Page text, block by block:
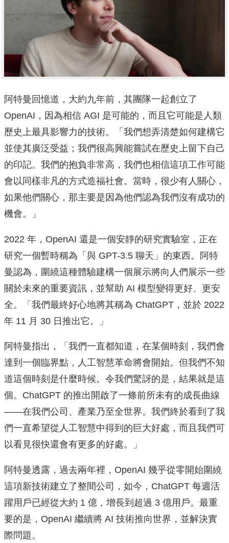
阿特曼回憶道，大約九年前，其團隊一起創立了
OpenAI，因為相信 AGI 是可能的，而且它可能是人類
歷史上最具影響力的技術。「我們想弄清楚如何建構它
並使其廣泛受益；我們很高興能嘗試在歷史上留下自己
的印記。我們的抱負非常高，我們也相信這項工作可能
會以同樣非凡的方式造福社會。當時，很少有人關心，
如果他們關心，那主要是因為他們認為我們沒有成功的
機會。」
2022 年，OpenAI 還是一個安靜的研究實驗室，正在
研究一個暫時稱為「與 GPT-3.5 聊天」的東西。阿特
曼認為，圍繞這種體驗建構一個展示將向人們展示一些
關於未來的重要資訊，並幫助 AI 模型變得更好、更安
全。「我們最終好心地將其稱為 ChatGPT，並於 2022
年 11 月 30 日推出它。」
阿特曼指出，「我們一直都知道，在某個時刻，我們會
達到一個臨界點，人工智慧革命將會開始。但我們不知
道這個時刻是什麼時候。令我們驚訝的是，結果就是這
個。ChatGPT 的推出開啟了一條前所未有的成長曲線
——在我們公司、產業乃至全世界。我們終於看到了我
們一直希望從人工智慧中得到的巨大好處，而且我們可
以看見很快還會有更多的好處。」
阿特曼透露，過去兩年裡，OpenAI 幾乎從零開始圍繞
這項新技術建立了整間公司，如今，ChatGPT 每週活
躍用戶已經從大約 1 億，增長到超過 3 億用戶。最重
要的是，OpenAI 繼續將 AI 技術推向世界，並解決實
際問題。